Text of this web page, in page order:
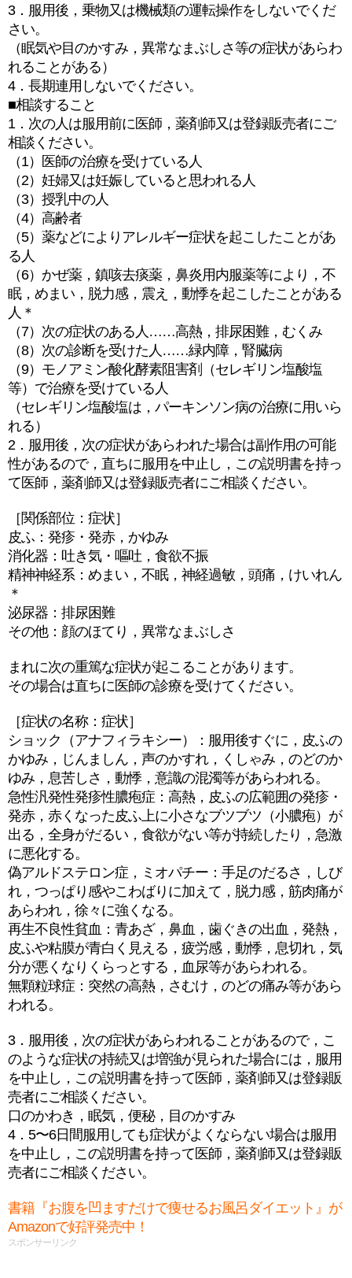
3．服用後，乗物又は機械類の運転操作をしないでくだ
さい。
（眠気や目のかすみ，異常なまぶしさ等の症状があらわ
れることがある）
4．長期連用しないでください。
■相談すること
1．次の人は服用前に医師，薬剤師又は登録販売者にご
相談ください。
（1）医師の治療を受けている人
（2）妊婦又は妊娠していると思われる人
（3）授乳中の人
（4）高齢者
（5）薬などによりアレルギー症状を起こしたことがあ
る人
（6）かぜ薬，鎮咳去痰薬，鼻炎用内服薬等により，不
眠，めまい，脱力感，震え，動悸を起こしたことがある
人＊
（7）次の症状のある人……高熱，排尿困難，むくみ
（8）次の診断を受けた人……緑内障，腎臓病
（9）モノアミン酸化酵素阻害剤（セレギリン塩酸塩
等）で治療を受けている人
（セレギリン塩酸塩は，パーキンソン病の治療に用いら
れる）
2．服用後，次の症状があらわれた場合は副作用の可能
性があるので，直ちに服用を中止し，この説明書を持っ
て医師，薬剤師又は登録販売者にご相談ください。
［関係部位：症状］
皮ふ：発疹・発赤，かゆみ
消化器：吐き気・嘔吐，食欲不振
精神神経系：めまい，不眠，神経過敏，頭痛，けいれん
＊
泌尿器：排尿困難
その他：顔のほてり，異常なまぶしさ
まれに次の重篤な症状が起こることがあります。
その場合は直ちに医師の診療を受けてください。
［症状の名称：症状］
ショック（アナフィラキシー）：服用後すぐに，皮ふの
かゆみ，じんましん，声のかすれ，くしゃみ，のどのか
ゆみ，息苦しさ，動悸，意識の混濁等があらわれる。
急性汎発性発疹性膿疱症：高熱，皮ふの広範囲の発疹・
発赤，赤くなった皮ふ上に小さなブツブツ（小膿疱）が
出る，全身がだるい，食欲がない等が持続したり，急激
に悪化する。
偽アルドステロン症，ミオパチー：手足のだるさ，しび
れ，つっぱり感やこわばりに加えて，脱力感，筋肉痛が
あらわれ，徐々に強くなる。
再生不良性貧血：青あざ，鼻血，歯ぐきの出血，発熱，
皮ふや粘膜が青白く見える，疲労感，動悸，息切れ，気
分が悪くなりくらっとする，血尿等があらわれる。
無顆粒球症：突然の高熱，さむけ，のどの痛み等があら
われる。
3．服用後，次の症状があらわれることがあるので，こ
のような症状の持続又は増強が見られた場合には，服用
を中止し，この説明書を持って医師，薬剤師又は登録販
売者にご相談ください。
口のかわき，眠気，便秘，目のかすみ
4．5〜6日間服用しても症状がよくならない場合は服用
を中止し，この説明書を持って医師，薬剤師又は登録販
売者にご相談ください。
書籍『お腹を凹ますだけで痩せるお風呂ダイエット』が
Amazonで好評発売中！
スポンサーリンク